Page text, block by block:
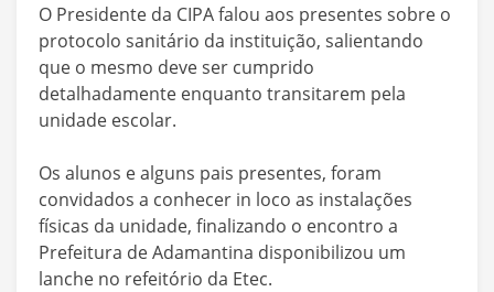
O Presidente da CIPA falou aos presentes sobre o
protocolo sanitário da instituição, salientando
que o mesmo deve ser cumprido
detalhadamente enquanto transitarem pela
unidade escolar.
Os alunos e alguns pais presentes, foram
convidados a conhecer in loco as instalações
físicas da unidade, finalizando o encontro a
Prefeitura de Adamantina disponibilizou um
lanche no refeitório da Etec.